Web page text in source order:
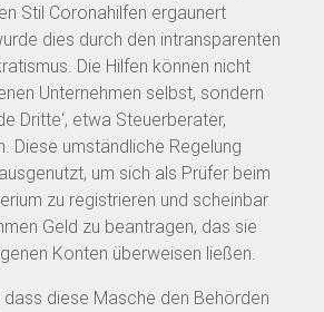
Stil Coronahilfen ergaunert
dies durch den intransparenten
Die Hilfen können nicht
Unternehmen selbst, sondern
Dritte‘, etwa Steuerberater,
Diese umständliche Regelung
um sich als Prüfer beim
zu registrieren und scheinbar
Geld zu beantragen, das sie
Konten überweisen ließen.
dass diese Masche den Behörden